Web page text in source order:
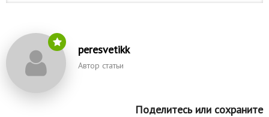
peresvetikk
Автор статьи
Поделитесь или сохраните